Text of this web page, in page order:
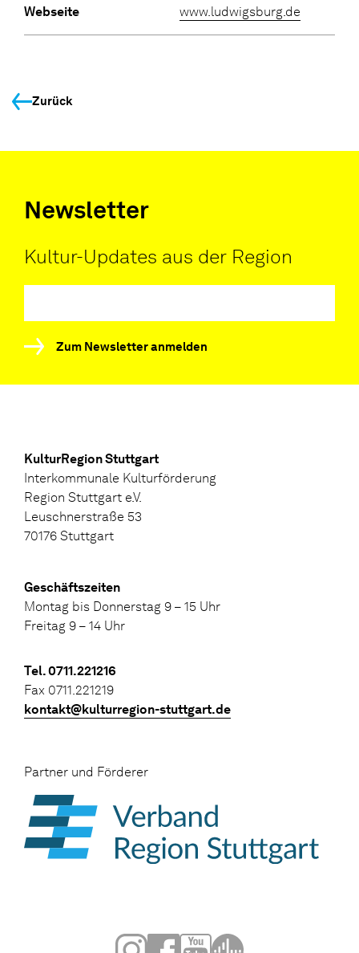
Webseite www.ludwigsburg.de
Zurück
Newsletter
Kultur-Updates aus der Region
Zum Newsletter anmelden
KulturRegion Stuttgart
Interkommunale Kulturförderung
Region Stuttgart e.V.
Leuschnerstraße 53
70176 Stuttgart
Geschäftszeiten
Montag bis Donnerstag 9 – 15 Uhr
Freitag 9 – 14 Uhr
Tel. 0711.221216
Fax 0711.221219
kontakt@kulturregion-stuttgart.de
Partner und Förderer